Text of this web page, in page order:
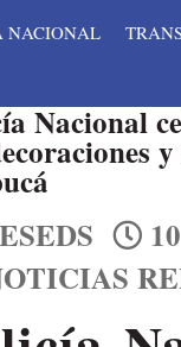
NACIONAL
Nacional